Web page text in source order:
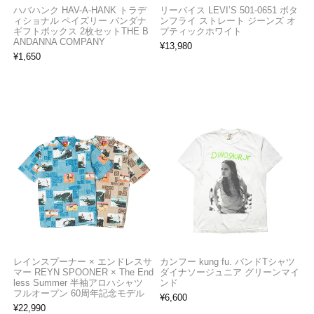
ハバハンク HAV-A-HANK トラデ
ィショナル ペイズリー バンダナ
ギフトボックス 2枚セットTHE B
ANDANNA COMPANY
¥1,650
リーバイス LEVI’S 501-0651 ボタ
ンフライ ストレート ジーンズ オ
プティックホワイト
¥13,980
レインスプーナー × エンドレスサ
マー REYN SPOONER × The End
less Summer 半袖アロハシャツ
フルオープン 60周年記念モデル
¥22,990
カンフー kung fu. バンドTシャツ
ダイナソージュニア グリーンマイ
ンド
¥6,600